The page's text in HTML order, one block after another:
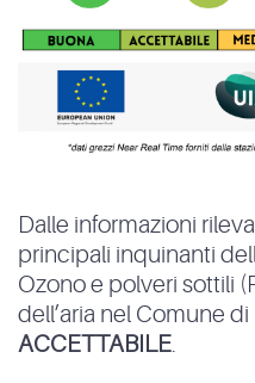
Dalle informazioni
principali inquinanti
Ozono e polveri sottili
dell’aria nel Comune di
ACCETTABILE.